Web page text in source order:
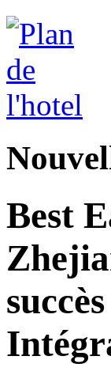
Best